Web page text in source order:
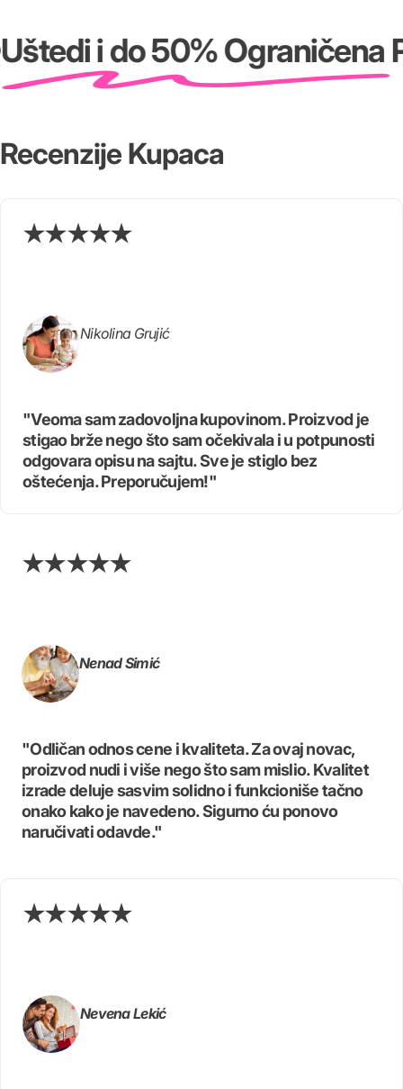
i do 50% Ograničena
Recenzije Kupaca
Nikolina Grujić
"Veoma sam zadovoljna kupovinom. Proizvod je
stigao brže nego što sam očekivala i u potpunosti
odgovara opisu na sajtu. Sve je stiglo bez
oštećenja. Preporučujem!"
Nenad Simić
"Odličan odnos cene i kvaliteta. Za ovaj novac,
proizvod nudi i više nego što sam mislio. Kvalitet
izrade deluje sasvim solidno i funkcioniše tačno
onako kako je navedeno. Sigurno ću ponovo
naručivati odavde."
Nevena Lekić